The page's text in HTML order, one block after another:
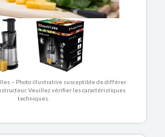
– Photo illustrative susceptible de différer
Veuillez vérifier les caractéristiques
techniques.